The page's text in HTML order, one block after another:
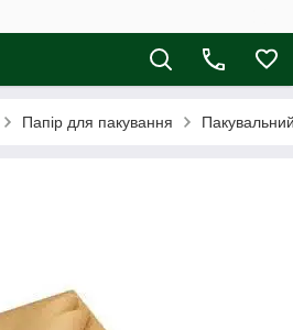
Папір для пакування